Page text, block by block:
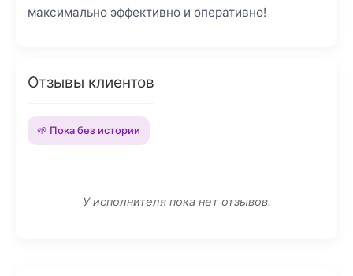
максимально эффективно и оперативно!
Отзывы клиентов
🌱 Пока без истории
У исполнителя пока нет отзывов.